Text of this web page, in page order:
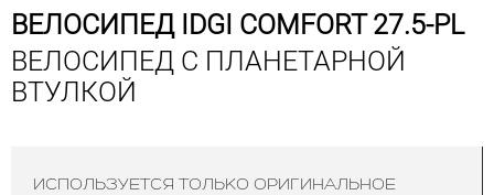
ВЕЛОСИПЕД IDGI COMFORT 27.5-PL
ВЕЛОСИПЕД С ПЛАНЕТАРНОЙ
ВТУЛКОЙ
ИСПОЛЬЗУЕТСЯ ТОЛЬКО ОРИГИНАЛЬНОЕ